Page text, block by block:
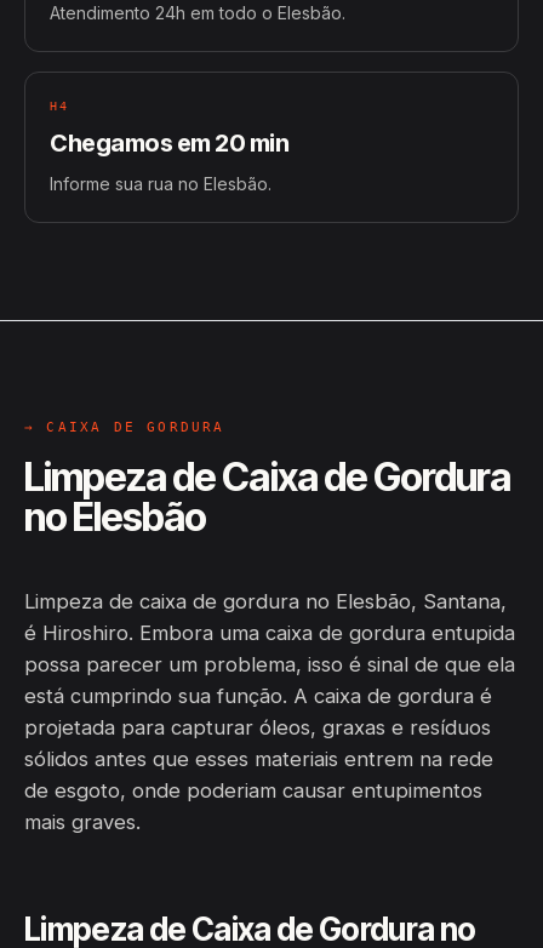
Atendimento 24h em todo o Elesbão.
H4
Chegamos em 20 min
Informe sua rua no Elesbão.
→ CAIXA DE GORDURA
Limpeza de Caixa de Gordura
no Elesbão
Limpeza de caixa de gordura no Elesbão, Santana,
é Hiroshiro. Embora uma caixa de gordura entupida
possa parecer um problema, isso é sinal de que ela
está cumprindo sua função. A caixa de gordura é
projetada para capturar óleos, graxas e resíduos
sólidos antes que esses materiais entrem na rede
de esgoto, onde poderiam causar entupimentos
mais graves.
Limpeza de Caixa de Gordura no